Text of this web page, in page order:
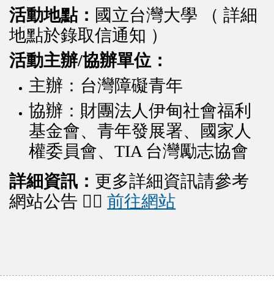
活動地點： 國立台灣大學 （ 詳細
地點於錄取信通知 ）
活動主辦/協辦單位：
主辦：台灣障礙青年
協辦：財團法人伊甸社會福利
基金會、青年發展署、國家人
權委員會、TIA 台灣勵志協會
詳細資訊： 更多詳細資訊請參考
網站公告 👉🏻前往網站